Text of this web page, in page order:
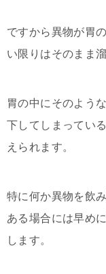
ですから異物が胃
い限りはそのまま
胃の中にそのよう
下してしまってい
えられます。
特に何か異物を飲
ある場合には早め
します。